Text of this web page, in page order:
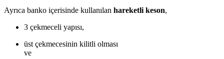
Ayrıca banko içerisinde kullanılan hareketli keson,
3 çekmeceli yapısı,
üst çekmecesinin kilitli olması
ve